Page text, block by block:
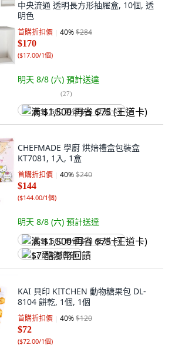
中央流通 透明長方形抽屜盒, 10個, 透
明色
首購折扣價 40%$284
$170
($17.00/1個)
明天 8/8 (六) 預計送達
(27)
满 $1,500 再省 $75 (王道卡)
CHEFMADE 學廚 烘焙禮盒包裝盒
KT7081, 1入, 1盒
首購折扣價 40%$240
$144
($144.00/1個)
明天 8/8 (六) 預計送達
满 $1,500 再省 $75 (王道卡)
$7 酷澎幣回饋
KAI 貝印 KITCHEN 動物糖果包 DL-
8104 餅乾, 1個, 1個
首購折扣價 40%$120
$72
($72.00/1個)